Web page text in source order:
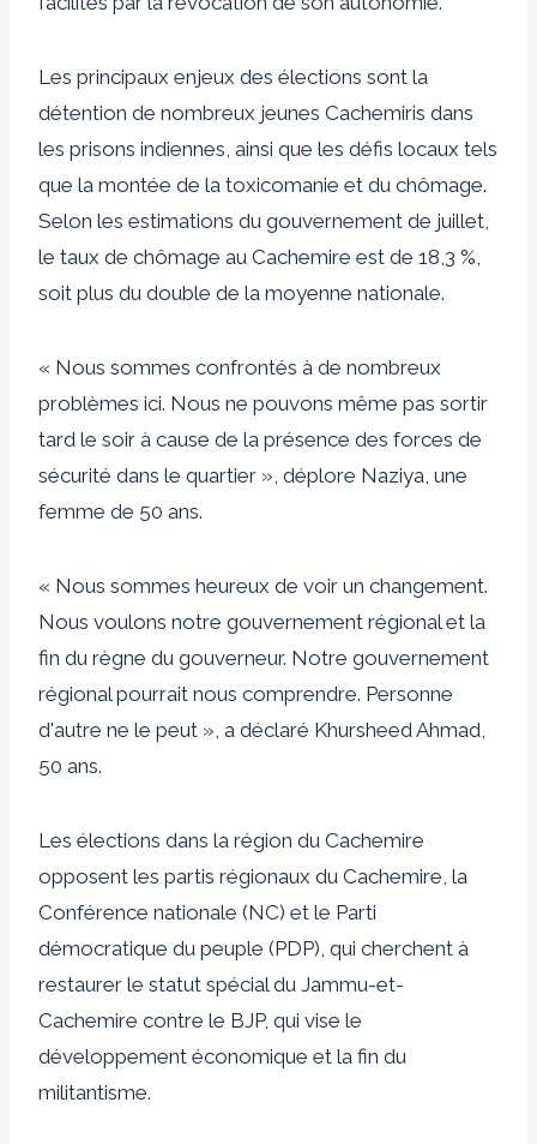
Les principaux enjeux des élections sont la
détention de nombreux jeunes Cachemiris dans
les prisons indiennes, ainsi que les défis locaux tels
que la montée de la toxicomanie et du chômage.
Selon les estimations du gouvernement de juillet,
le taux de chômage au Cachemire est de 18,3 %,
soit plus du double de la moyenne nationale.
« Nous sommes confrontés à de nombreux
problèmes ici. Nous ne pouvons même pas sortir
tard le soir à cause de la présence des forces de
sécurité dans le quartier », déplore Naziya, une
femme de 50 ans.
« Nous sommes heureux de voir un changement.
Nous voulons notre gouvernement régional et la
fin du règne du gouverneur. Notre gouvernement
régional pourrait nous comprendre. Personne
d'autre ne le peut », a déclaré Khursheed Ahmad,
50 ans.
Les élections dans la région du Cachemire
opposent les partis régionaux du Cachemire, la
Conférence nationale (NC) et le Parti
démocratique du peuple (PDP), qui cherchent à
restaurer le statut spécial du Jammu-et-
Cachemire contre le BJP, qui vise le
développement économique et la fin du
militantisme.